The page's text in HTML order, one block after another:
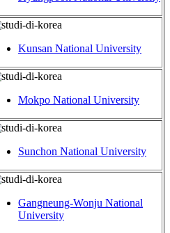
Kunsan National University
Mokpo National University
Sunchon National University
Gangneung-Wonju National
University